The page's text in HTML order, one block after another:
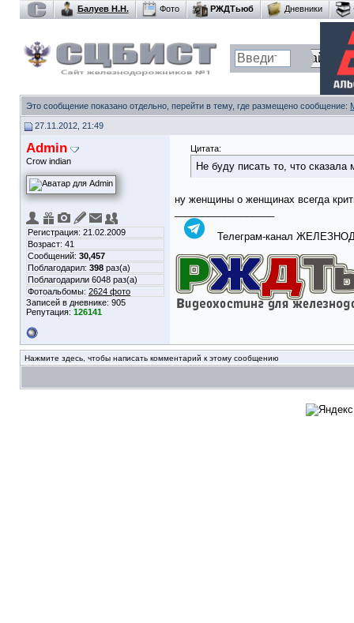
Балуев Н.Н. Фото РЖДТьюб Дневники
Это сообщение показано отдельно, перейти в тему, где размещено сообщение:
27.11.2012, 21:49
Admin
Crow indian
Регистрация: 21.02.2009
Возраст: 41
Сообщений: 30,457
Поблагодарил: 398 раз(а)
Поблагодарили 6048 раз(а)
Фотоальбомы: 2624 фото
Записей в дневнике: 905
Репутация: 126141
Цитата:
Не буду писать то, что сказала
ну женщины о женщинах всегда
Телеграм-канал
Нажмите здесь, чтобы написать комментарий к этому сообщению